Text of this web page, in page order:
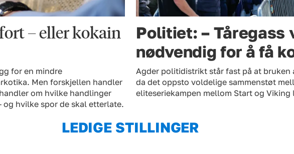
– eller kokain
for en mindre
Men forskjellen handler
om hvilke handlinger
og hvilke spor de skal etterlate.
Politiet: – Tåregass
nødvendig for å få
Agder politidistrikt står fast på at bruken
da det oppsto voldelige sammenstøt
eliteseriekampen mellom Start og Viking
LEDIGE STILLINGER